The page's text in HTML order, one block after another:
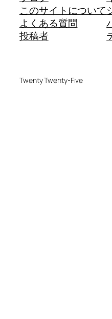
このサイトについて
よくある質問
投稿者
Twenty Twenty-Five